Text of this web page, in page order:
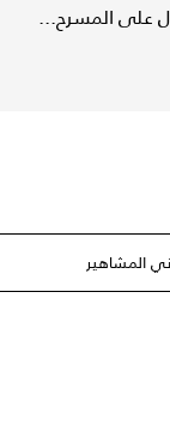
على المسرح...
المشاهير